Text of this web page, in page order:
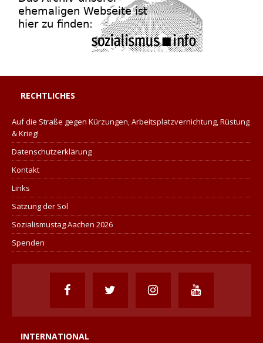
RECHTLICHES
Auf die Straße gegen Kürzungen, Arbeitsplatzvernichtung, Rüstung
& Krieg!
Datenschutzerklärung
Kontakt
Links
Satzung der Sol
Sozialismustag Aachen 2026
Spenden
INTERNATIONAL